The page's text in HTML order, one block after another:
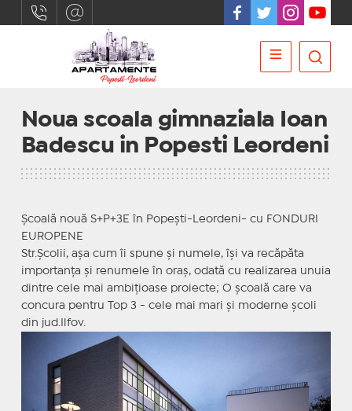
Noua scoala gimnaziala Ioan
Badescu in Popesti Leordeni
Școală nouă S+P+3E în Popești-Leordeni- cu FONDURI
EUROPENE
Str.Școlii, așa cum îi spune și numele, își va recăpăta
importanța și renumele în oraș, odată cu realizarea unuia
dintre cele mai ambițioase proiecte; O școală care va
concura pentru Top 3 - cele mai mari și moderne școli
din jud.Ilfov.